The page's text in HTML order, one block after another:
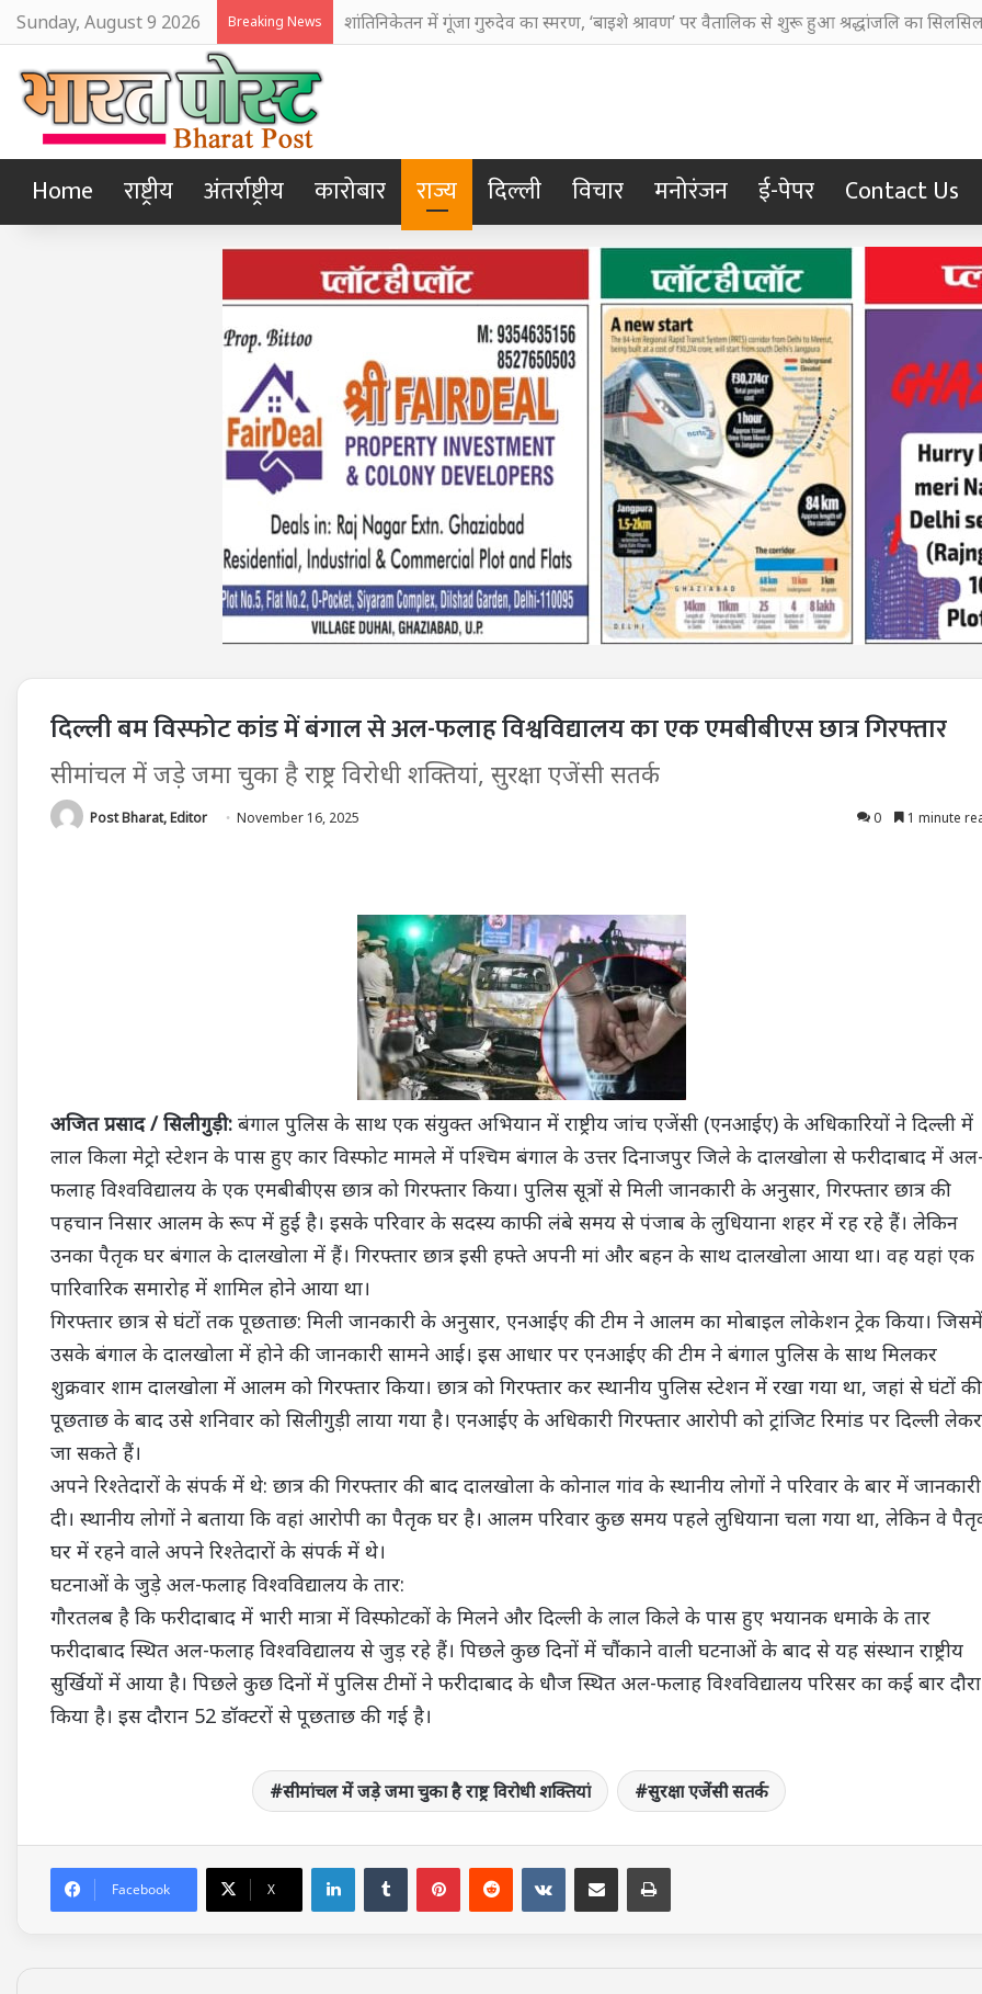
Sunday, August 9 2026 Breaking News अजय नदी में दूषित पानी बहाने का आरोप, चुरूलिया में भाजपा का हल्लाबोल
Home राष्ट्रीय अंतर्राष्ट्रीय कारोबार राज्य दिल्ली विचार मनोरंजन ई-पेपर Contact Us
दिल्ली बम विस्फोट कांड में बंगाल से अल-फलाह विश्वविद्यालय का एक एमबीबीएस छात्र गिरफ्तार
सीमांचल में जड़े जमा चुका है राष्ट्र विरोधी शक्तियां, सुरक्षा एजेंसी सतर्क
Post Bharat, Editor November 16, 2025 0 1 minute
अजित प्रसाद / सिलीगुड़ी: बंगाल पुलिस के साथ एक संयुक्त अभियान में राष्ट्रीय जांच एजेंसी (एनआईए) के अधिकारियों ने दिल्ली में
लाल किला मेट्रो स्टेशन के पास हुए कार विस्फोट मामले में पश्चिम बंगाल के उत्तर दिनाजपुर जिले के दालखोला से फरीदाबाद में
फलाह विश्वविद्यालय के एक एमबीबीएस छात्र को गिरफ्तार किया। पुलिस सूत्रों से मिली जानकारी के अनुसार, गिरफ्तार छात्र की
पहचान निसार आलम के रूप में हुई है। इसके परिवार के सदस्य काफी लंबे समय से पंजाब के लुधियाना शहर में रह रहे हैं। लेकिन
उनका पैतृक घर बंगाल के दालखोला में हैं। गिरफ्तार छात्र इसी हफ्ते अपनी मां और बहन के साथ दालखोला आया था। वह यहां एक
पारिवारिक समारोह में शामिल होने आया था।
गिरफ्तार छात्र से घंटों तक पूछताछ: मिली जानकारी के अनुसार, एनआईए की टीम ने आलम का मोबाइल लोकेशन ट्रेक किया। जिसमें
उसके बंगाल के दालखोला में होने की जानकारी सामने आई। इस आधार पर एनआईए की टीम ने बंगाल पुलिस के साथ मिलकर
शुक्रवार शाम दालखोला में आलम को गिरफ्तार किया। छात्र को गिरफ्तार कर स्थानीय पुलिस स्टेशन में रखा गया था, जहां से घंटों की
पूछताछ के बाद उसे शनिवार को सिलीगुड़ी लाया गया है। एनआईए के अधिकारी गिरफ्तार आरोपी को ट्रांजिट रिमांड पर दिल्ली लेकर
जा सकते हैं।
अपने रिश्तेदारों के संपर्क में थे: छात्र की गिरफ्तार की बाद दालखोला के कोनाल गांव के स्थानीय लोगों ने परिवार के बार में जानकारी
दी। स्थानीय लोगों ने बताया कि वहां आरोपी का पैतृक घर है। आलम परिवार कुछ समय पहले लुधियाना चला गया था, लेकिन वे
घर में रहने वाले अपने रिश्तेदारों के संपर्क में थे।
घटनाओं के जुड़े अल-फलाह विश्वविद्यालय के तार:
गौरतलब है कि फरीदाबाद में भारी मात्रा में विस्फोटकों के मिलने और दिल्ली के लाल किले के पास हुए भयानक धमाके के तार
फरीदाबाद स्थित अल-फलाह विश्वविद्यालय से जुड़ रहे हैं। पिछले कुछ दिनों में चौंकाने वाली घटनाओं के बाद से यह संस्थान राष्ट्रीय
सुर्खियों में आया है। पिछले कुछ दिनों में पुलिस टीमों ने फरीदाबाद के धौज स्थित अल-फलाह विश्वविद्यालय परिसर का कई बार दौरा
किया है। इस दौरान 52 डॉक्टरों से पूछताछ की गई है।
सीमांचल में जड़े जमा चुका है राष्ट्र विरोधी शक्तियां सुरक्षा एजेंसी सतर्क
Facebook X
LinkedInTumblrPinterestRedditVKontakte
Share via Email Print